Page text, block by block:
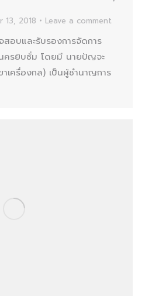
13, 2018 Leave a comment
อบและรับรองการจัดการ
รยิบซั่ม โดยมี นายปัญจะ
ครื่องกล) เป็นผู้ชำนาญการ